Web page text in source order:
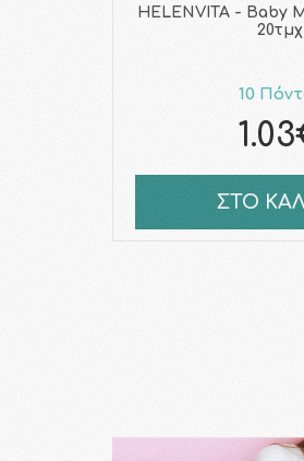
HELENVITA - Baby
20τμχ
10
ΣΤΟ